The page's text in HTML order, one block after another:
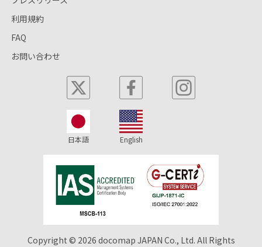
利用規約
FAQ
お問い合わせ
日本語 English
Copyright © 2026 docomap JAPAN Co., Ltd. All Rights